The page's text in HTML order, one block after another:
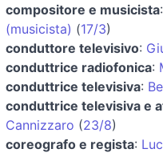
compositore e musicista:
(musicista) (17/3)
conduttore televisivo:
conduttrice radiofonica:
conduttrice televisiva:
conduttrice televisiva e
Cannizzaro (23/8)
coreografo e regista: